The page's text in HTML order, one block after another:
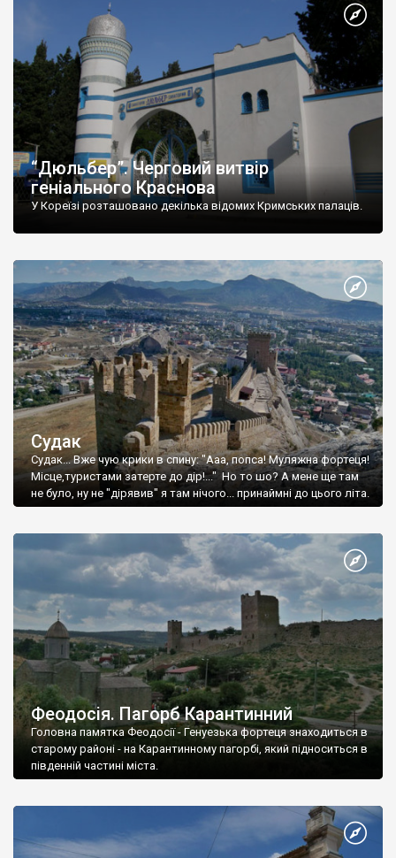
“Дюльбер”. Черговий витвір
геніального Краснова
У Кореїзі розташовано декілька відомих Кримських палаців.
Судак
Судак... Вже чую крики в спину: "Ааа, попса! Муляжна фортеця!
Місце,туристами затерте до дір!..." Но то шо? А мене ще там
не було, ну не "дірявив" я там нічого... принаймні до цього літа.
Феодосія. Пагорб Карантинний
Головна памятка Феодосії - Генуезька фортеця знаходиться в
старому районі - на Карантинному пагорбі, який підноситься в
південній частині міста.